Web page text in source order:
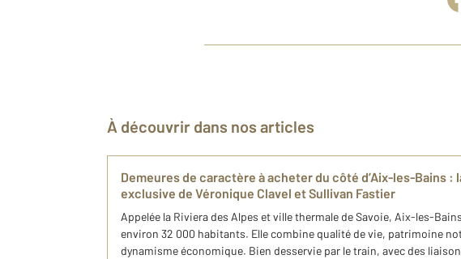
À découvrir dans nos articles
Demeures de caractère à acheter du côté d’Aix-les-Bains :
exclusive de Véronique Clavel et Sullivan Fastier
Appelée la Riviera des Alpes et ville thermale de Savoie, Aix-les-
environ 32 000 habitants. Elle combine qualité de vie, patrimoine
dynamisme économique. Bien desservie par le train, avec des